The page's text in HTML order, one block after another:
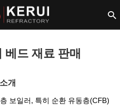
베드 재료 판매
개
보일러, 특히 순환 유동층(CFB)